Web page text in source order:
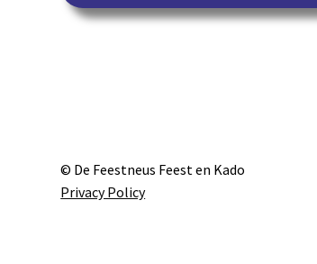
© De Feestneus Feest en Kado
Privacy Policy